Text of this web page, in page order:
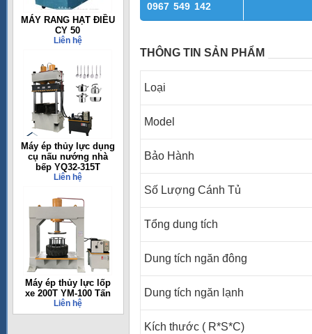
MÁY RANG HẠT ĐIỀU
CY 50
Liên hệ
Máy ép thủy lực dụng
cụ nấu nướng nhà
bếp YQ32-315T
Liên hệ
Máy ép thủy lực lốp
xe 200T YM-100 Tấn
Liên hệ
0967 549 142
THÔNG TIN SẢN PHẨM
Loại
Model
Bảo Hành
Số Lượng Cánh Tủ
Tổng dung tích
Dung tích ngăn đông
Dung tích ngăn lạnh
Kích thước ( R*S*C)